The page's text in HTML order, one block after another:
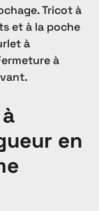
Tricot à
et à la poche
à
à
en